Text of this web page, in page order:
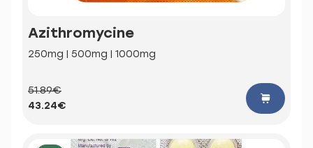
Azithromycine
250mg | 500mg | 1000mg
51.89€
43.24€